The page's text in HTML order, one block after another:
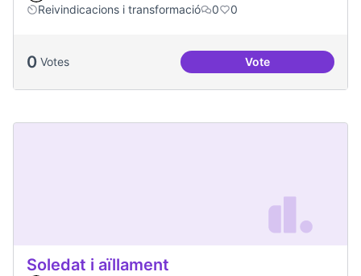
Reivindicacions i transformació
0 0
0 Votes VoteSocialització de la
Soledat i aïllament